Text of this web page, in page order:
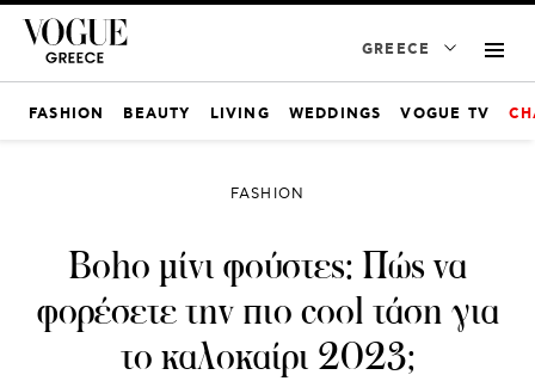
GREECE
FASHION BEAUTY LIVING WEDDINGS VOGUE TV
FASHION
Boho μίνι φούστες: Πώς να
φορέσετε την πιο cool τάση για
το καλοκαίρι 2023;